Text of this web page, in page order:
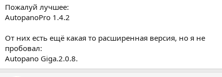
Пожалуй лучшее:
AutopanoPro 1.4.2
От них есть ещё какая то расширенная версия, но я не
пробовал:
Autopano Giga.2.0.8.